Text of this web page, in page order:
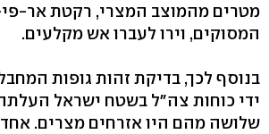
מטרים מהמוצב המצרי, רקטת אר-
המסוקים, וירו לעברו אש מקלעים.
בנוסף לכך, בדיקת זהות גופות
ידי כוחות צה"ל בשטח ישראל
שלושה מהם היו אזרחים מצרים.